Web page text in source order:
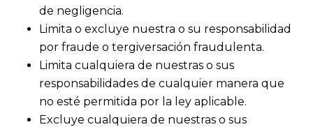
de negligencia.
Limita o excluye nuestra o su responsabilidad
por fraude o tergiversación fraudulenta.
Limita cualquiera de nuestras o sus
responsabilidades de cualquier manera que
no esté permitida por la ley aplicable.
Excluye cualquiera de nuestras o sus